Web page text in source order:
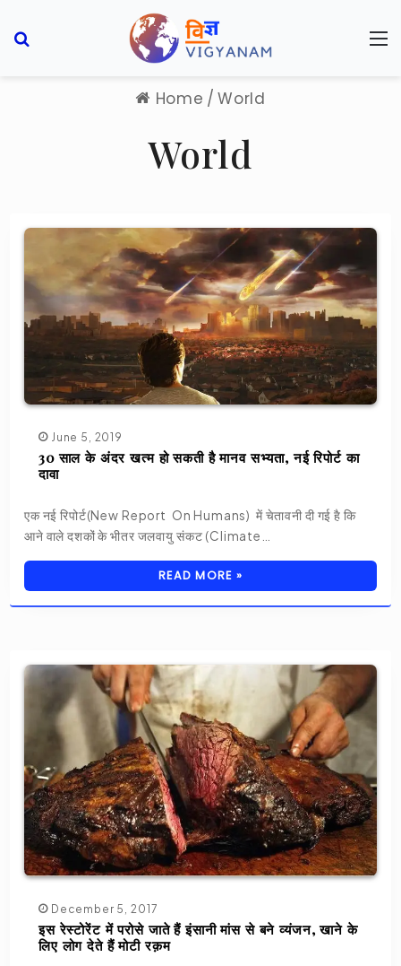
Home / World
World
June 5, 2019
30 साल के अंदर खत्म हो सकती है मानव सभ्यता, नई रिपोर्ट का
दावा
एक नई रिपोर्ट(New Report On Humans) में चेतावनी दी गई है कि
आने वाले दशकों के भीतर जलवायु संकट (Climate…
READ MORE »
December 5, 2017
इस रेस्टोरेंट में परोसे जाते हैं इंसानी मांस से बने व्यंजन, खाने के
लिए लोग देते हैं मोटी रक़म